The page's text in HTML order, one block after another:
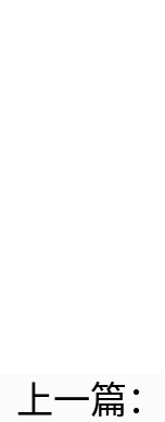
上一篇：